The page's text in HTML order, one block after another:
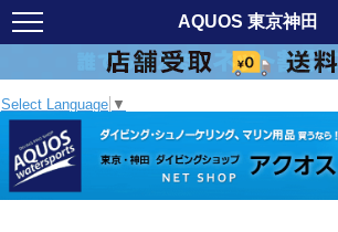
AQUOS 東京神田
Select Language ▼